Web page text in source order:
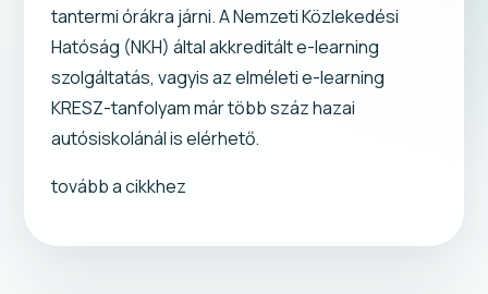
tantermi órákra járni. A Nemzeti Közlekedési
Hatóság (NKH) által akkreditált e-learning
szolgáltatás, vagyis az elméleti e-learning
KRESZ-tanfolyam már több száz hazai
autósiskolánál is elérhető.
tovább a cikkhez